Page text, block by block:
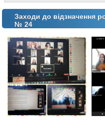
Заходи до відзначення
№ 24